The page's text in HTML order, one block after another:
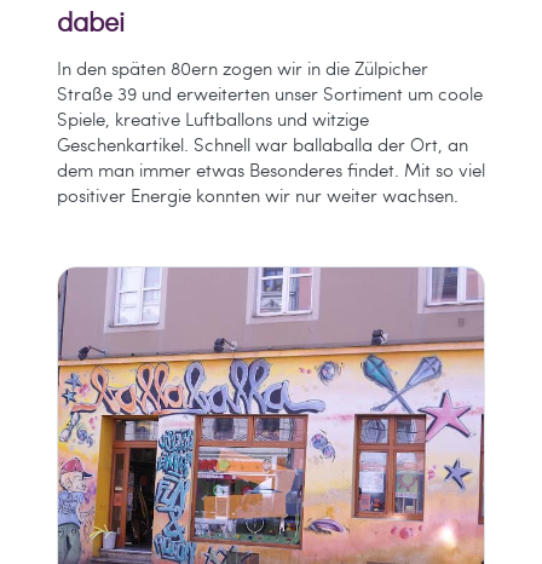
dabei
In den späten 80ern zogen wir in die Zülpicher
Straße 39 und erweiterten unser Sortiment um coole
Spiele, kreative Luftballons und witzige
Geschenkartikel. Schnell war ballaballa der Ort, an
dem man immer etwas Besonderes findet. Mit so viel
positiver Energie konnten wir nur weiter wachsen.